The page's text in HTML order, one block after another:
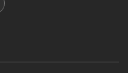
nieuw detail